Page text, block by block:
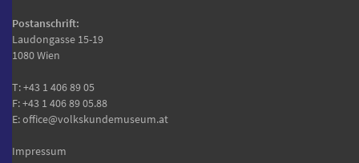
Postanschrift:
Laudongasse 15-19
1080 Wien
T:+43 1 406 89 05
F: +43 1 406 89 05.88
E:office@volkskundemuseum.at
Impressum